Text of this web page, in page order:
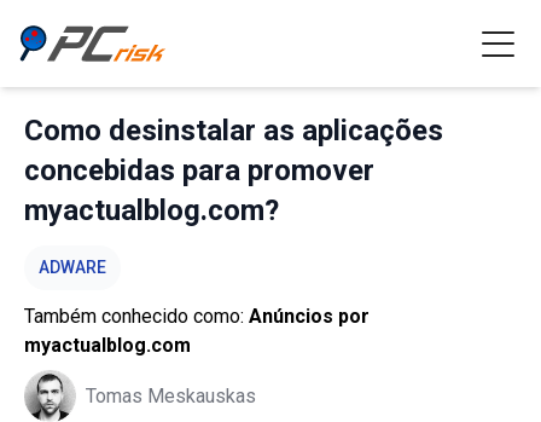
Como desinstalar as aplicações
concebidas para promover
myactualblog.com?
ADWARE
Também conhecido como: Anúncios por
myactualblog.com
Tomas Meskauskas